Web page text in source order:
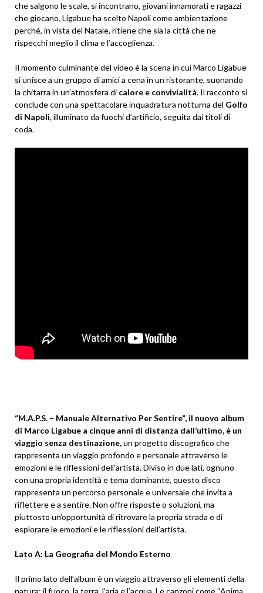
che salgono le scale, si incontrano, giovani innamorati e ragazzi
che giocano. Ligabue ha scelto Napoli come ambientazione
perché, in vista del Natale, ritiene che sia la città che ne
rispecchi meglio il clima e l’accoglienza.
Il momento culminante del video è la scena in cui Marco Ligabue
si unisce a un gruppo di amici a cena in un ristorante, suonando
la chitarra in un’atmosfera di calore e convivialità. Il racconto si
conclude con una spettacolare inquadratura notturna del Golfo
di Napoli, illuminato da fuochi d’artificio, seguita dai titoli di
coda.
“M.A.P.S. – Manuale Alternativo Per Sentire”, il nuovo album
di Marco Ligabue a cinque anni di distanza dall’ultimo, è un
viaggio senza destinazione,un progetto discografico che
rappresenta un viaggio profondo e personale attraverso le
emozioni e le riflessioni dell’artista. Diviso in due lati, ognuno
con una propria identità e tema dominante, questo disco
rappresenta un percorso personale e universale che invita a
riflettere e a sentire. Non offre risposte o soluzioni, ma
piuttosto un’opportunità di ritrovare la propria strada e di
esplorare le emozioni e le riflessioni dell’artista.
Lato A: La Geografia del Mondo Esterno
Il primo lato dell’album è un viaggio attraverso gli elementi della
natura: il fuoco, la terra, l’aria e l’acqua. Le canzoni come “Anima